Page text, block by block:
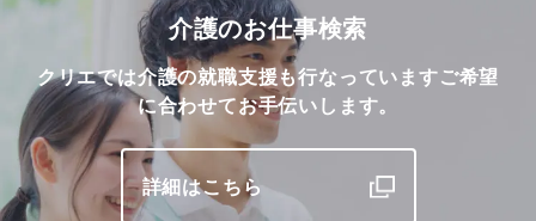
介護のお仕事検索
クリエでは介護の就職支援も行なっていますご希望
に合わせてお手伝いします。
詳細はこちら